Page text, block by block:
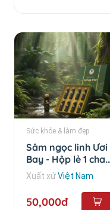
Sức khỏe & làm đẹp
Sâm ngọc linh Ươi
Bay - Hộp lẻ 1 chai
(50ml)
Xuất xứViệt Nam
50,000đ